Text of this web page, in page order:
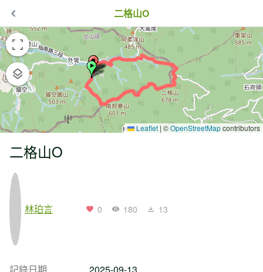
二格山O
Leaflet | ©OpenStreetMapcontributors
二格山O
林珀言 0 180 13